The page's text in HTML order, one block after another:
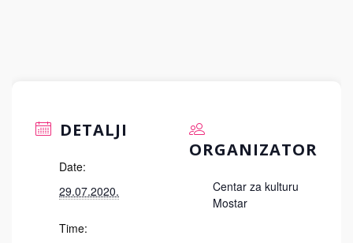
DETALJI
Date:
29.07.2020.
Time:
ORGANIZATOR
Centar za kulturu
Mostar